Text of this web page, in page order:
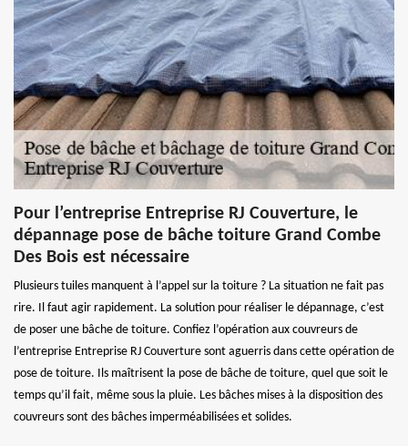
Pour l’entreprise Entreprise RJ Couverture, le
dépannage pose de bâche toiture Grand Combe
Des Bois est nécessaire
Plusieurs tuiles manquent à l’appel sur la toiture ? La situation ne fait pas
rire. Il faut agir rapidement. La solution pour réaliser le dépannage, c’est
de poser une bâche de toiture. Confiez l’opération aux couvreurs de
l’entreprise Entreprise RJ Couverture sont aguerris dans cette opération de
pose de toiture. Ils maîtrisent la pose de bâche de toiture, quel que soit le
temps qu’il fait, même sous la pluie. Les bâches mises à la disposition des
couvreurs sont des bâches imperméabilisées et solides.